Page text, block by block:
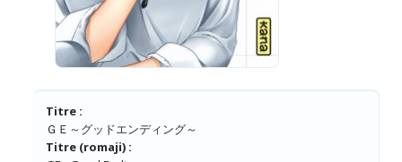
Titre :
ＧＥ～グッドエンディング～
Titre (romaji) :